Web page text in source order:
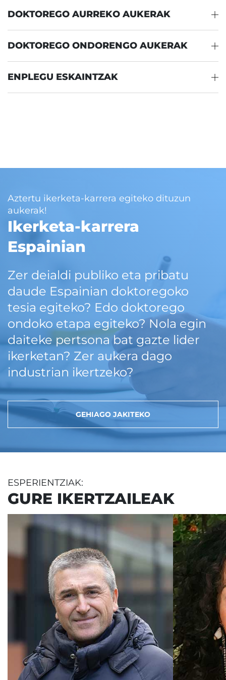
DOKTOREGO AURREKO AUKERAK
DOKTOREGO ONDORENGO AUKERAK
ENPLEGU ESKAINTZAK
Aztertu ikerketa-karrera egiteko dituzun
aukerak!
Ikerketa-karrera
Espainian
Zer deialdi publiko eta pribatu
daude Espainian doktoregoko
tesia egiteko? Edo doktorego
ondoko etapa egiteko? Nola egin
daiteke pertsona bat gazte lider
ikerketan? Zer aukera dago
industrian ikertzeko?
GEHIAGO JAKITEKO
ESPERIENTZIAK:
GURE IKERTZAILEAK